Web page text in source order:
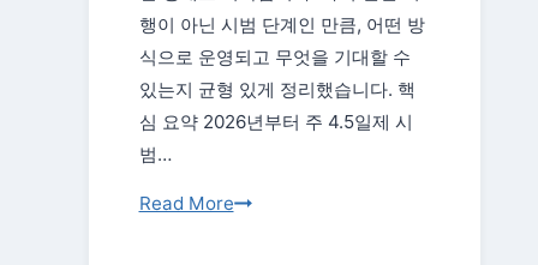
집
에
서
관
리
는
행이 아닌 시범 단계인 만큼, 어떤 방
식으로 운영되고 무엇을 기대할 수
있는지 균형 있게 정리했습니다. 핵
심 요약 2026년부터 주 4.5일제 시
범…
Read More주